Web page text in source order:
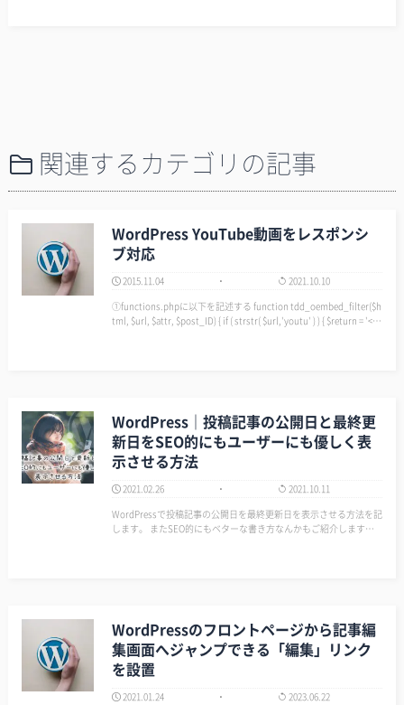
関連するカテゴリの記事
WordPress YouTube動画をレスポンシ
ブ対応
2015.11.04
2021.10.10
①functions.phpに以下を記述する function tdd_oembed_filter($h
tml, $url, $attr, $post_ID) { if ( strstr( $url,'youtu' ) ) { $return = '<di
WordPress｜投稿記事の公開日と最終更
新日をSEO的にもユーザーにも優しく表
示させる方法
2021.02.26
2021.10.11
WordPressで投稿記事の公開日を最終更新日を表示させる方法を記
します。 またSEO的にもベターな書き方なんかもご紹介します。
WordPressのフロントページから記事編
集画面へジャンプできる「編集」リンク
を設置
2021.01.24
2023.06.22